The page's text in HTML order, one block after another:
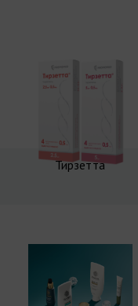
Тирзетта